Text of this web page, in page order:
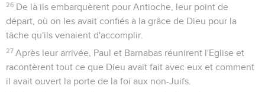
26 De là ils embarquèrent pour Antioche, leur point de
départ, où on les avait confiés à la grâce de Dieu pour la
tâche qu'ils venaient d'accomplir.
27 Après leur arrivée, Paul et Barnabas réunirent l'Eglise et
racontèrent tout ce que Dieu avait fait avec eux et comment
il avait ouvert la porte de la foi aux non-Juifs.